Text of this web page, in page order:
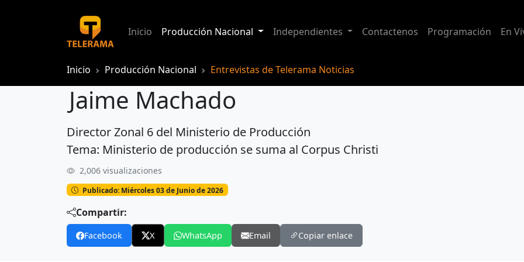
Inicio Producción Nacional Independientes Contactenos Programación En
Inicio Producción Nacional Entrevistas de Telerama Noticias
Jaime Machado
Jaime Machado
Director Zonal 6 del Ministerio de Producción
Tema: Ministerio de producción se suma al Corpus Christi
2,006 visualizaciones
Publicado: Miércoles 03 de Junio de 2026
Compartir:
Facebook X WhatsApp Email Copiar enlace